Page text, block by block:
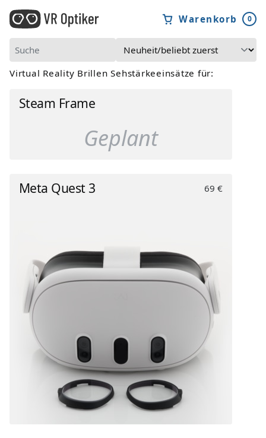
Warenkorb 0
Virtual Reality Brillen Sehstärkeeinsätze für:
Steam Frame
Geplant
Meta Quest 3 69 €